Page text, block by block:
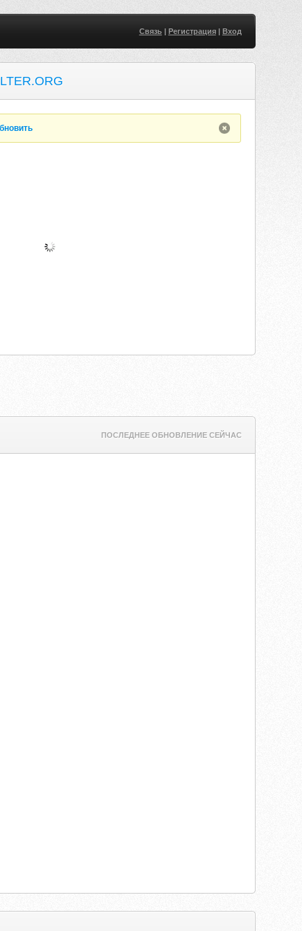
Связь| Регистрация| Вход
ПОСЛЕДНЕЕ ОБНОВЛЕНИЕ СЕЙЧАС